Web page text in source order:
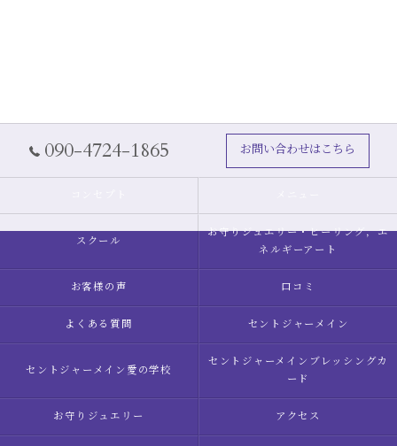
090-4724-1865 お問い合わせはこちら
スクール
お守りジュエリー・ヒーリング，エ
ネルギーアート
お客様の声 口コミ
よくある質問 セントジャーメイン
セントジャーメイン愛の学校
セントジャーメインブレッシングカ
ード
お守りジュエリー アクセス